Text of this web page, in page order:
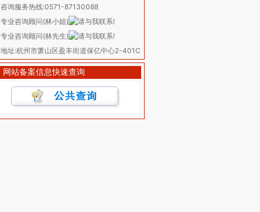
咨询服务热线:0571-87130088
专业咨询顾问(林小姐)
专业咨询顾问(林先生)
地址:杭州市萧山区盈丰街道保亿中心2-401C
网站备案信息快速查询